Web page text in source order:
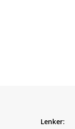
Lenker: